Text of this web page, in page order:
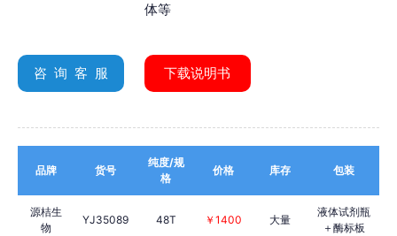
体等
咨 询 客 服 下载说明书
品牌 货号
纯度/规
格
价格 库存 包装
源桔生
物
YJ35089 48T ￥1400 大量
液体试剂瓶
＋酶标板